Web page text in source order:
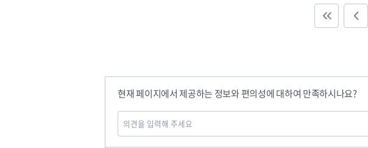
현재 페이지에서 제공하는 정보와 편의성에 대하여 만족하시나요?